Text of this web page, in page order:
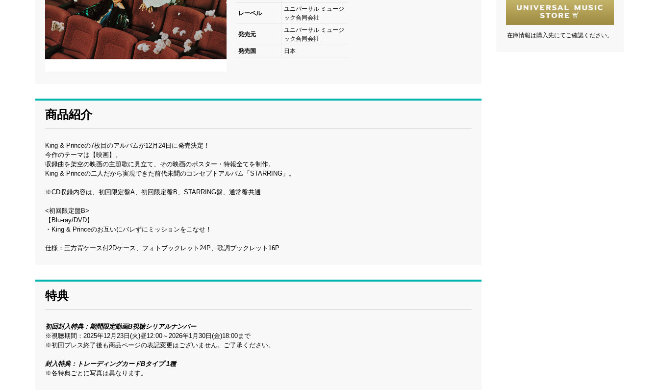
レーベル
ユニバーサル ミュージ
ック合同会社
発売元
ユニバーサル ミュージ
ック合同会社
発売国
日本
商品紹介
King & Princeの7枚目のアルバムが12月24日に発売決定！
今作のテーマは【映画】。
収録曲を架空の映画の主題歌に見立て、その映画のポスター・特報全てを制作。
King & Princeの二人だから実現できた前代未聞のコンセプトアルバム「STARRING」。
※CD収録内容は、初回限定盤A、初回限定盤B、STARRING盤、通常盤共通
<初回限定盤B>
【Blu-ray/DVD】
・King & Princeのお互いにバレずにミッションをこなせ！
仕様：三方背ケース付2Dケース、フォトブックレット24P、歌詞ブックレット16P
特典
初回封入特典：期間限定動画B視聴シリアルナンバー
※視聴期間：2025年12月23日(火)昼12:00～2026年1月30日(金)18:00まで
※初回プレス終了後も商品ページの表記変更はございません。ご了承ください。
封入特典：トレーディングカードBタイプ 1種
※各特典ごとに写真は異なります。
在庫情報は購入先にてご確認ください。